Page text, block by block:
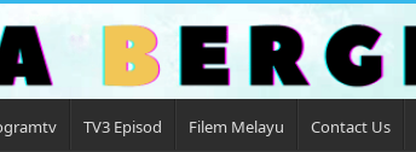
TV3 Episod Filem Melayu Contact Us